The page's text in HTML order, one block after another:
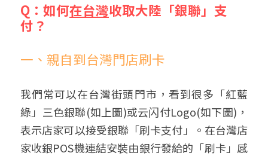
Q：如何在台灣收取大陸「銀聯」支
付？
一、親自到台灣門店刷卡
我們常可以在台灣街頭門市，看到很多「紅藍
綠」三色銀聯(如上圖)或云闪付Logo(如下圖)，
表示店家可以接受銀聯「刷卡支付」。在台灣店
家收銀POS機連結安裝由銀行發給的「刷卡」感